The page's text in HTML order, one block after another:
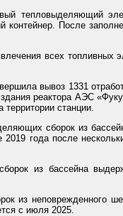
тепловыделяющий
После
всех
вывоз 1331
реактора АЭС
станции.
сборок из
года после
из бассейна
из неповрежденного
с июля 2025.